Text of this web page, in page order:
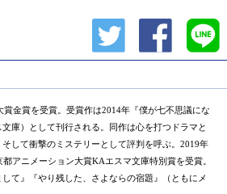
金賞を受賞。受賞作は2014年『僕が七不思議にな
庫）として刊行される。同作は心を打つドラマと
して衝撃のミステリーとして評判を呼ぶ。2019年
都アニメーション大賞KAエスマ文庫特別賞を受賞。
て』『やり残した、さよならの宿題』（ともにメ